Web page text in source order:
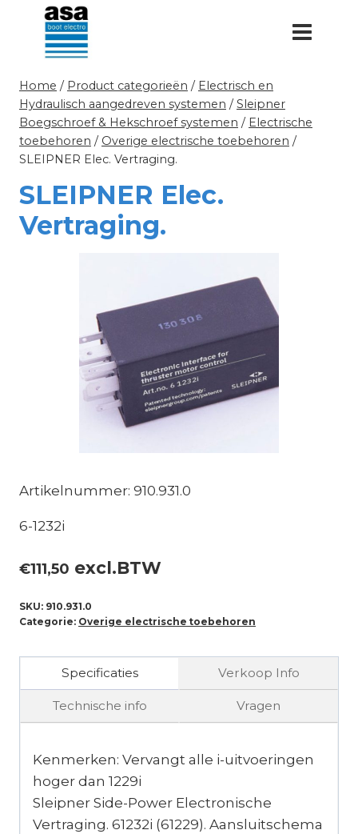
Doorgaan
inhoud
Home / Product categorieën / Electrisch en
Hydraulisch aangedreven systemen / Sleipner
Boegschroef & Hekschroef systemen / Electrische
toebehoren / Overige electrische toebehoren /
SLEIPNER Elec. Vertraging.
SLEIPNER Elec.
Vertraging.
Artikelnummer: 910.931.0
6-1232i
€111,50 excl.BTW
SKU: 910.931.0
Categorie: Overige electrische toebehoren
Specificaties Verkoop Info
Technische info Vragen
Kenmerken: Vervangt alle i-uitvoeringen
hoger dan 1229i
Sleipner Side-Power Electronische
Vertraging. 61232i (61229). Aansluitschema